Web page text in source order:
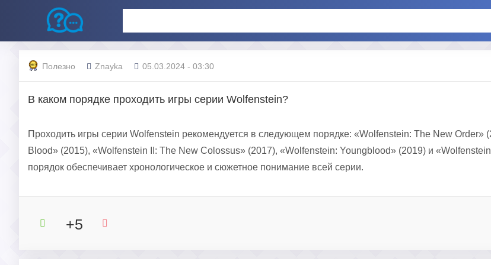
Полезно Znayka 05.03.2024 - 03:30
В каком порядке проходить игры серии Wolfenstein?
Проходить игры серии Wolfenstein рекомендуется в следующем порядке: «Wolfenstein: The New Order»
Blood» (2015), «Wolfenstein II: The New Colossus» (2017), «Wolfenstein: Youngblood» (2019) и
порядок обеспечивает хронологическое и сюжетное понимание всей серии.
+5